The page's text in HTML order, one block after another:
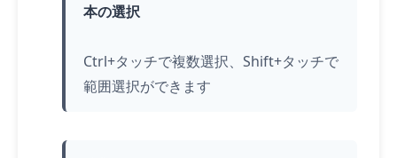
本の選択
Ctrl+タッチで複数選択、Shift+タッチで
範囲選択ができます